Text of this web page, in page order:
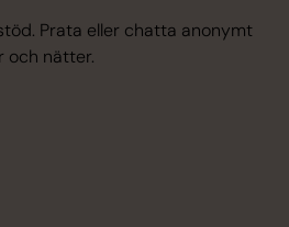
Prata eller chatta anonymt
och nätter.